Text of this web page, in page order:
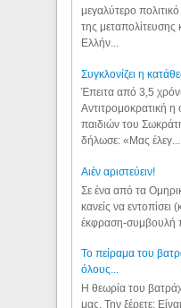
μεγαλύτερο
της
Ελλήν...
Συγκλονίζει η
Έπειτα από 3,5
Αντιτρομοκρατική
παιδιών του
δήλωσε: «Μας έλεγ...
Aιέν αριστεύειν!
Σε ένα από τα
κανείς να εντοπίσει
έκφραση-συμβουλή
Το πείραμα του
όλους...
Η θεωρία του
μας. Την ξέρετε;